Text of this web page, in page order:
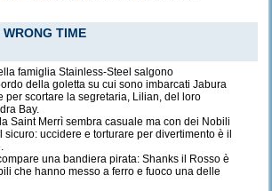
TIME
famiglia Stainless-Steel salgono
della goletta su cui sono imbarcati Jabura
per scortare la segretaria, Lilian, del loro
Bay.
Saint Merrì sembra casuale ma con dei Nobili
uccidere e torturare per divertimento è il
una bandiera pirata: Shanks il Rosso è
che hanno messo a ferro e fuoco una delle